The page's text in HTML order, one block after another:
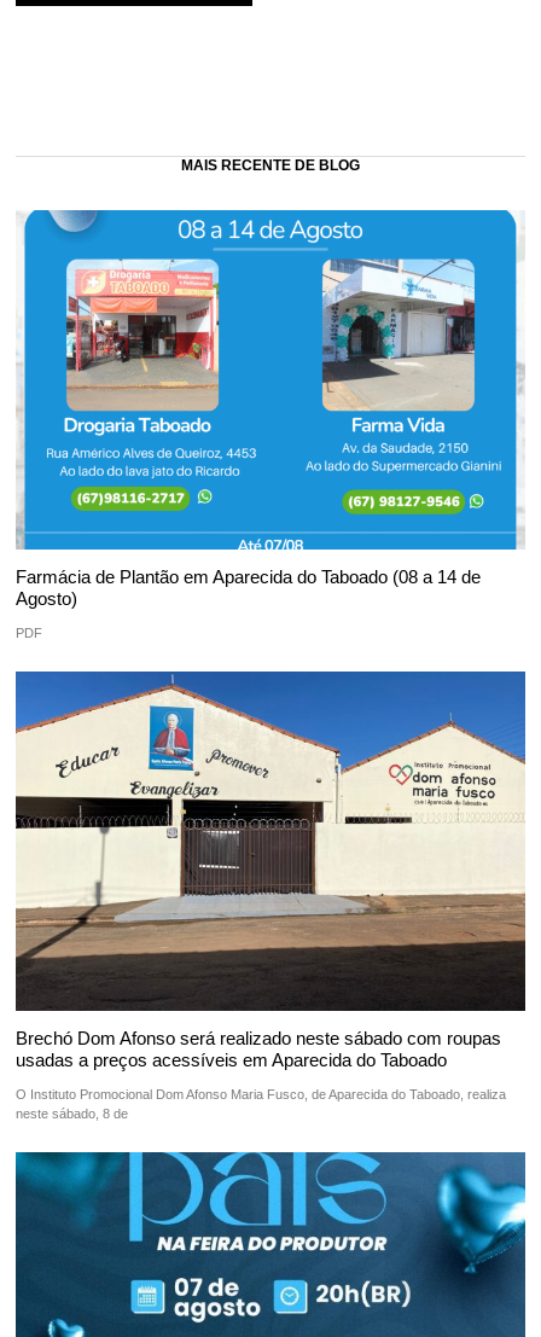
MAIS RECENTE DE BLOG
Farmácia de Plantão em Aparecida do Taboado (08 a 14 de
Agosto)
PDF
Brechó Dom Afonso será realizado neste sábado com roupas
usadas a preços acessíveis em Aparecida do Taboado
O Instituto Promocional Dom Afonso Maria Fusco, de Aparecida do Taboado, realiza
neste sábado, 8 de